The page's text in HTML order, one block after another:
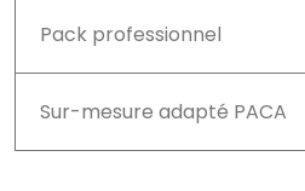
Pack professionnel
Sur-mesure adapté PACA